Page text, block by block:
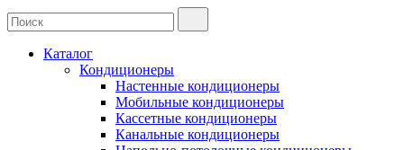
Каталог
Кондиционеры
Настенные кондиционеры
Мобильные кондиционеры
Кассетные кондиционеры
Канальные кондиционеры